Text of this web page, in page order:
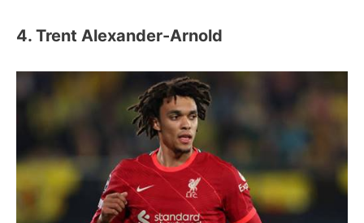
4. Trent Alexander-Arnold